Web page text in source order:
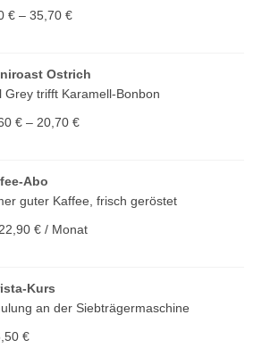
€ – 35,70 €
Ostrich
Grey trifft Karamell-Bonbon
€ – 20,70 €
Abo
guter Kaffee, frisch geröstet
22,90 € / Monat
Kurs
an der Siebträgermaschine
€